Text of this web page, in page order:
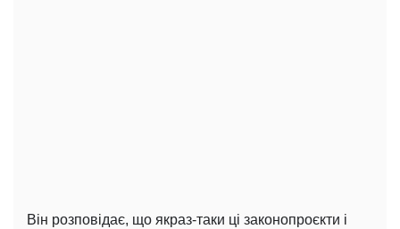
Він розповідає, що якраз-таки ці законопроєкти і